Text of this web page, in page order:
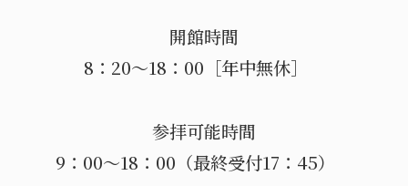
開館時間
8：20～18：00［年中無休］
参拝可能時間
9：00～18：00（最終受付17：45）